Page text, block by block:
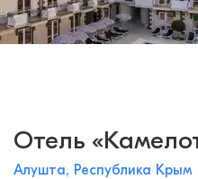
Отель
Алушта, Республика Крым